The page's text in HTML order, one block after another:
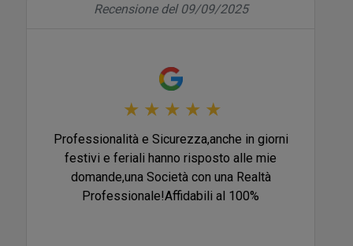
Recensione del 09/09/2025
★ ★ ★ ★ ★
Professionalità e Sicurezza,anche in giorni
festivi e feriali hanno risposto alle mie
domande,una Società con una Realtà
Professionale!Affidabili al 100%